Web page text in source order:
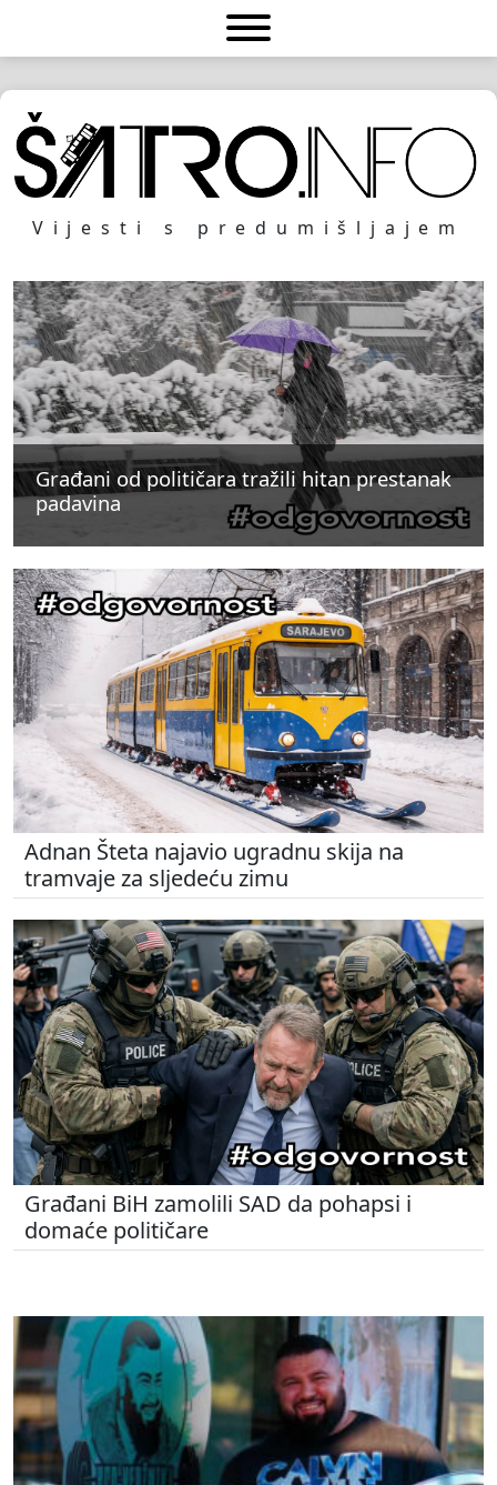
Vijesti s predumišljajem
Građani od političara tražili hitan prestanak
padavina
Građani od političara tražili hitan prestanak
padavina
Građani od političara tražili hitan prestanak
padavina
Adnan Šteta najavio ugradnu skija na
tramvaje za sljedeću zimu
Građani BiH zamolili SAD da pohapsi i
domaće političare